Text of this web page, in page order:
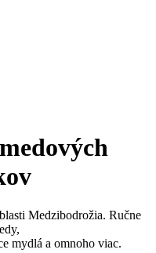
Medzibodrožia. Ručne
mydlá a omnoho viac.